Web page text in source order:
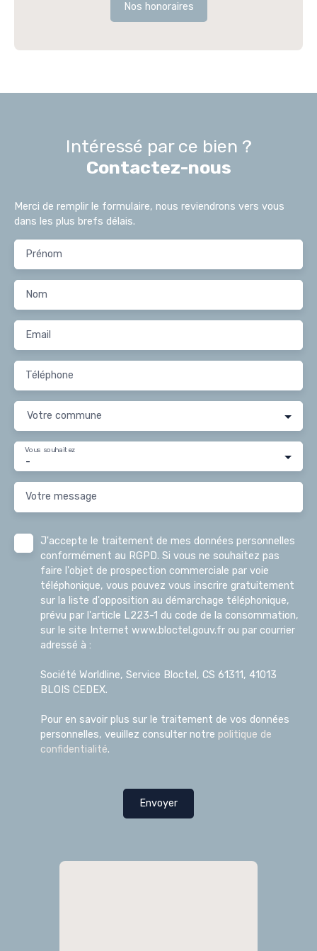
Nos honoraires
Intéressé par ce bien ?
Contactez-nous
Merci de remplir le formulaire, nous reviendrons vers vous
dans les plus brefs délais.
Prénom
Nom
Email
Téléphone
Votre commune
-
Vous souhaitez
Votre message
J'accepte le traitement de mes données personnelles
conformément au RGPD. Si vous ne souhaitez pas
faire l'objet de prospection commerciale par voie
téléphonique, vous pouvez vous inscrire gratuitement
sur la liste d'opposition au démarchage téléphonique,
prévu par l'article L223-1 du code de la consommation,
sur le site Internet www.bloctel.gouv.fr ou par courrier
adressé à :
Société Worldline, Service Bloctel, CS 61311, 41013
BLOIS CEDEX.
Pour en savoir plus sur le traitement de vos données
personnelles, veuillez consulter notre politique de
confidentialité.
Envoyer